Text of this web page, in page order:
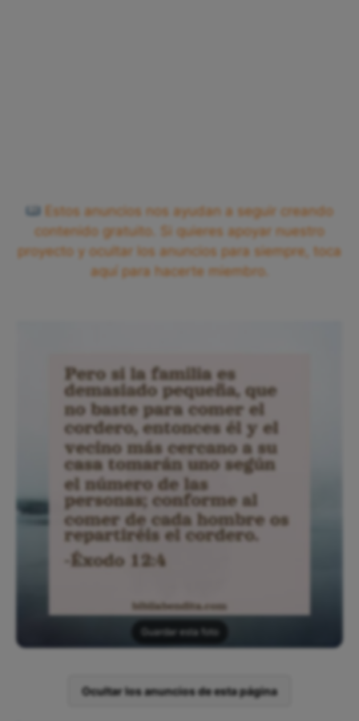
Estos anuncios nos ayudan a seguir creando
contenido gratuito. Si quieres apoyar nuestro
proyecto y ocultar los anuncios para siempre, toca
aquí para hacerte miembro.
Guardar esta foto
Ocultar los anuncios de esta página